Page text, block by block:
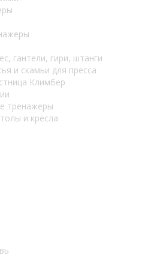
гантели, гири, штанги
и скамьи для пресса
Климбер
тренажеры
и кресла